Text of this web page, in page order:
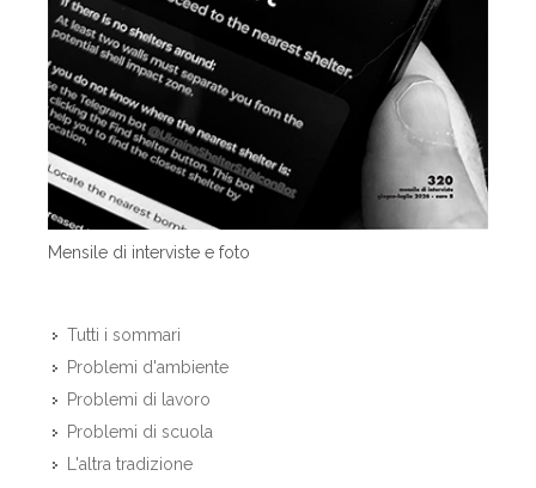
Mensile di interviste e foto
Tutti i sommari
Problemi d'ambiente
Problemi di lavoro
Problemi di scuola
L'altra tradizione